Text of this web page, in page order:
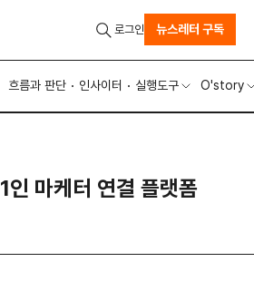
흐름과 판단 인사이터 실행도구 O'story
로그인 뉴스레터 구독
1인 마케터 연결 플랫폼